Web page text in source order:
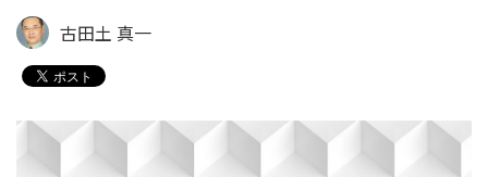
古田土 真一